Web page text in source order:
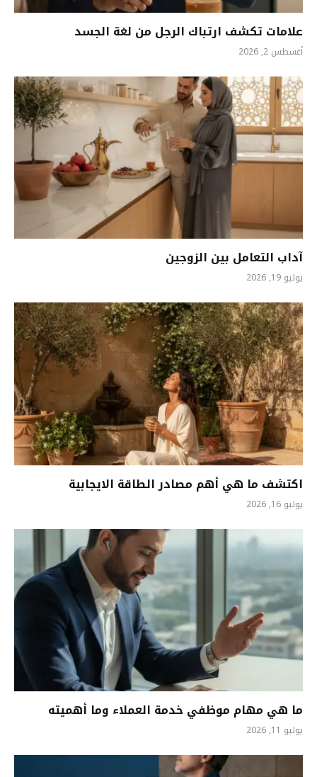
علامات تكشف ارتباك الرجل من لغة الجسد
أغسطس 2, 2026
آداب التعامل بين الزوجين
يوليو 19, 2026
اكتشف ما هي أهم مصادر الطاقة الايجابية
يوليو 16, 2026
ما هي مهام موظفي خدمة العملاء وما أهميته
يوليو 11, 2026